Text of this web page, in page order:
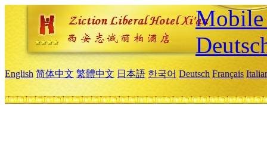
Mobile
English 简体中文 繁體中文 日本語 한국어 Deutsch Français